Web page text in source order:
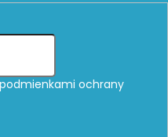
podmienkami ochrany